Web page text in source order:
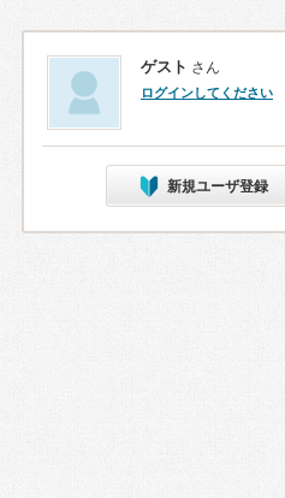
ゲスト さん
ログインしてください
新規ユーザ登録